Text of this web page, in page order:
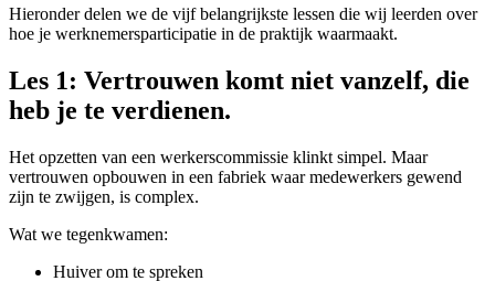
Hieronder delen we de vijf belangrijkste lessen die wij leerden over
hoe je werknemersparticipatie in de praktijk waarmaakt.
Les 1: Vertrouwen komt niet vanzelf, die
heb je te verdienen.
Het opzetten van een werkerscommissie klinkt simpel. Maar
vertrouwen opbouwen in een fabriek waar medewerkers gewend
zijn te zwijgen, is complex.
Wat we tegenkwamen:
Huiver om te spreken